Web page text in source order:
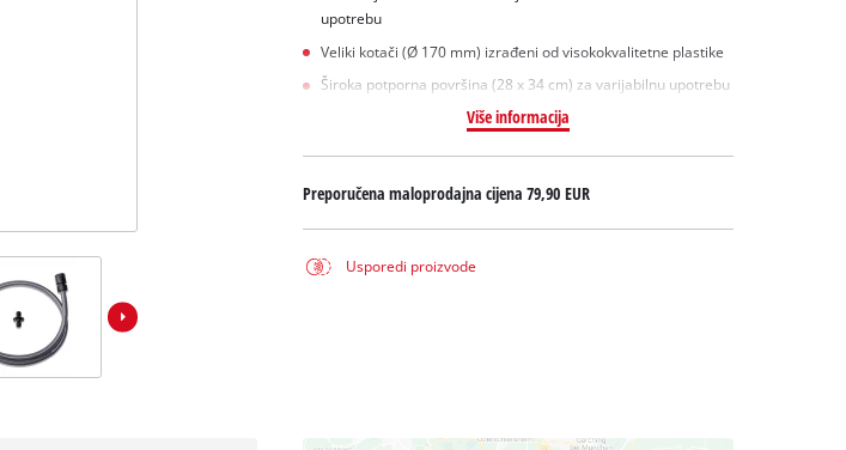
upotrebu
Veliki kotači (Ø 170 mm) izrađeni od visokokvalitetne plastike
Široka potporna površina (28 x 34 cm) za varijabilnu upotrebu
Više informacija
Preporučena maloprodajna cijena 79,90 EUR
Usporedi proizvode